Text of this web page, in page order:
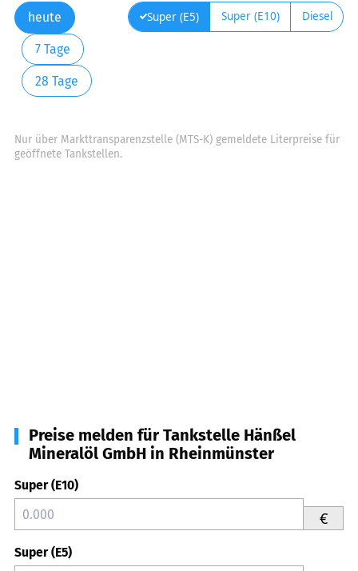
heute
7 Tage
28 Tage
Super (E5) Super (E10) Diesel
Nur über Markttransparenzstelle (MTS-K) gemeldete Literpreise für
geöffnete Tankstellen.
Preise melden für Tankstelle Hänßel
Mineralöl GmbH in Rheinmünster
Super (E10)
€
Super (E5)